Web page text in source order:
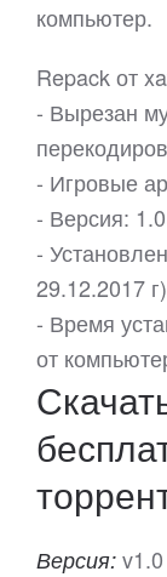
компьютер.
Repack от
- Вырезан
- Игровые
- Версия:
-
29.12.2017 г)
- Время
от
Версия: